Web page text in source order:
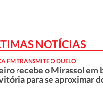
NOTÍCIAS
FM TRANSMITE O DUELO
recebe o Mirassol em
para se aproximar